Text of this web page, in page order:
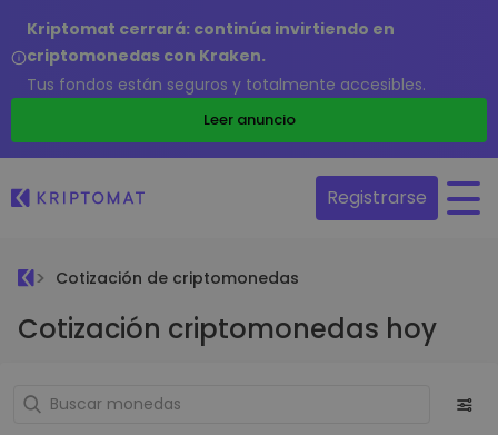
Kriptomat cerrará: continúa invirtiendo en
criptomonedas con Kraken.
Tus fondos están seguros y totalmente accesibles.
Leer anuncio
Registrarse
Cotización de criptomonedas
Cotización criptomonedas hoy